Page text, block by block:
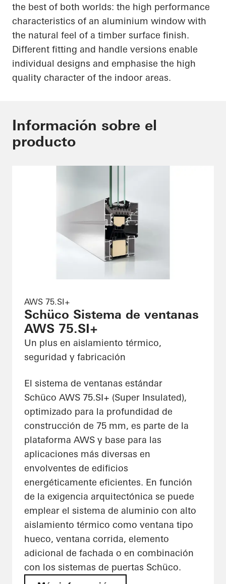
the best of both worlds: the high performance
characteristics of an aluminium window with
the natural feel of a timber surface finish.
Different fitting and handle versions enable
individual designs and emphasise the high
quality character of the indoor areas.
Información sobre el
producto
AWS 75.SI+
Schüco Sistema de ventanas
AWS 75.SI+
Un plus en aislamiento térmico,
seguridad y fabricación
El sistema de ventanas estándar
Schüco AWS 75.SI+ (Super Insulated),
optimizado para la profundidad de
construcción de 75 mm, es parte de la
plataforma AWS y base para las
aplicaciones más diversas en
envolventes de edificios
energéticamente eficientes. En función
de la exigencia arquitectónica se puede
emplear el sistema de aluminio con alto
aislamiento térmico como ventana tipo
hueco, ventana corrida, elemento
adicional de fachada o en combinación
con los sistemas de puertas Schüco.